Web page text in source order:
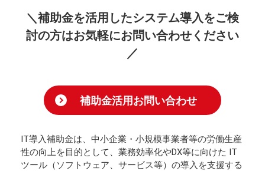
＼補助金を活用したシステム導入をご検
討の方はお気軽にお問い合わせください
／
補助金活用お問い合わせ
IT導入補助金は、中小企業・小規模事業者等の労働生産
性の向上を目的として、業務効率化やDX等に向けた IT
ツール（ソフトウェア、サービス等）の導入を支援する